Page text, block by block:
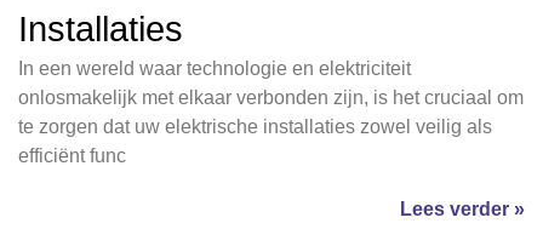
Installaties
In een wereld waar technologie en elektriciteit
onlosmakelijk met elkaar verbonden zijn, is het cruciaal om
te zorgen dat uw elektrische installaties zowel veilig als
efficiënt func
Lees verder »